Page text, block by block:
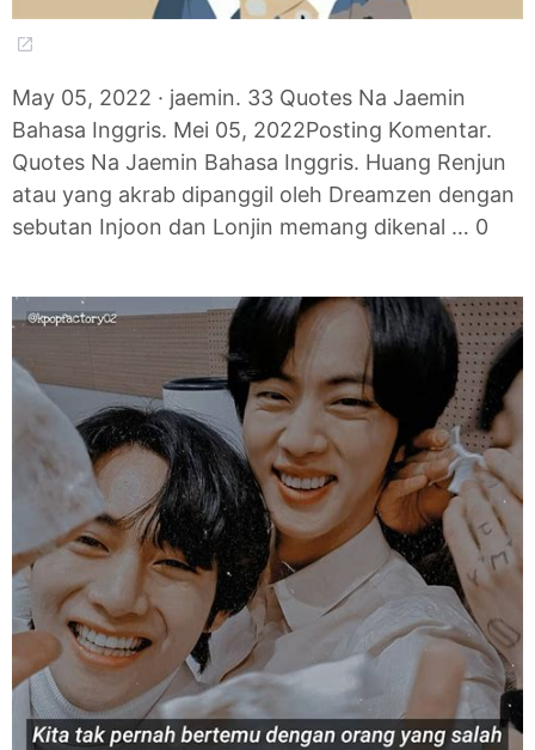
May 05, 2022 · jaemin. 33 Quotes Na Jaemin
Bahasa Inggris. Mei 05, 2022Posting Komentar.
Quotes Na Jaemin Bahasa Inggris. Huang Renjun
atau yang akrab dipanggil oleh Dreamzen dengan
sebutan Injoon dan Lonjin memang dikenal … 0